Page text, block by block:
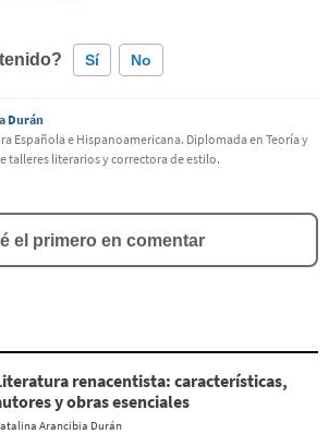
Sí No
información incorrecta
Durán
Española e Hispanoamericana. Diplomada en Teoría y
talleres literarios y correctora de estilo.
el primero en comentar
renacentista: características,
y obras esenciales
Arancibia Durán